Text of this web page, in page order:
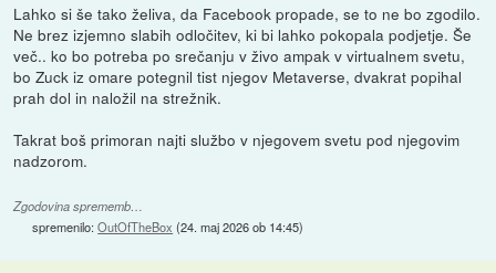
Lahko si še tako želiva, da Facebook propade, se to ne bo zgodilo.
Ne brez izjemno slabih odločitev, ki bi lahko pokopala podjetje. Še
več.. ko bo potreba po srečanju v živo ampak v virtualnem svetu,
bo Zuck iz omare potegnil tist njegov Metaverse, dvakrat popihal
prah dol in naložil na strežnik.
Takrat boš primoran najti službo v njegovem svetu pod njegovim
nadzorom.
Zgodovina sprememb…
spremenilo:OutOfTheBox (24. maj 2026 ob 14:45)